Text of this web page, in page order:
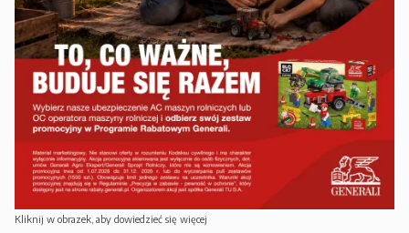
Kliknij w obrazek, aby dowiedzieć się więcej